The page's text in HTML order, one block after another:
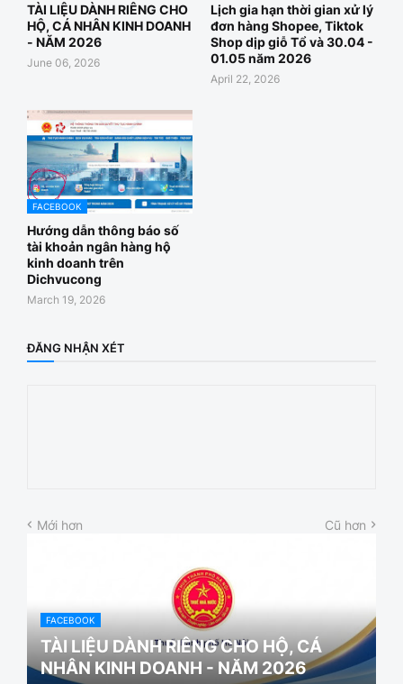
TÀI LIỆU DÀNH RIÊNG CHO
HỘ, CÁ NHÂN KINH DOANH
- NĂM 2026
June 06, 2026
Lịch gia hạn thời gian xử lý
đơn hàng Shopee, Tiktok
Shop dịp giỗ Tổ và 30.04 -
01.05 năm 2026
April 22, 2026
FACEBOOK
Hướng dẫn thông báo số
tài khoản ngân hàng hộ
kinh doanh trên
Dichvucong
March 19, 2026
ĐĂNG NHẬN XÉT
Mới hơn Cũ hơn
FACEBOOK
TÀI LIỆU DÀNH RIÊNG CHO HỘ, CÁ
NHÂN KINH DOANH - NĂM 2026